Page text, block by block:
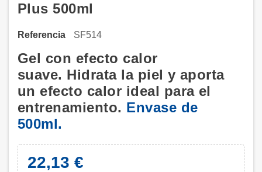
Plus 500ml
Referencia SF514
Gel con efecto calor
suave. Hidrata la piel y aporta
un efecto calor ideal para el
entrenamiento. Envase de
500ml.
22,13 €